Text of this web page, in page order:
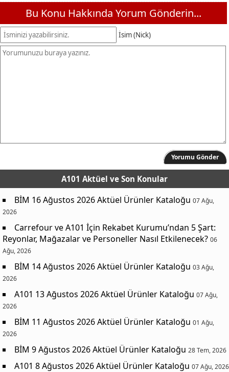
Bu Konu Hakkında Yorum Gönderin...
İsim (Nick)
Yorumu Gönder
A101 Aktüel ve Son Konular
BİM 16 Ağustos 2026 Aktüel Ürünler Kataloğu 07 Ağu,
2026
Carrefour ve A101 İçin Rekabet Kurumu’ndan 5 Şart:
Reyonlar, Mağazalar ve Personeller Nasıl Etkilenecek? 06
Ağu, 2026
BİM 14 Ağustos 2026 Aktüel Ürünler Kataloğu 03 Ağu,
2026
A101 13 Ağustos 2026 Aktüel Ürünler Kataloğu 07 Ağu,
2026
BİM 11 Ağustos 2026 Aktüel Ürünler Kataloğu 01 Ağu,
2026
BİM 9 Ağustos 2026 Aktüel Ürünler Kataloğu 28 Tem, 2026
A101 8 Ağustos 2026 Aktüel Ürünler Kataloğu 07 Ağu, 2026